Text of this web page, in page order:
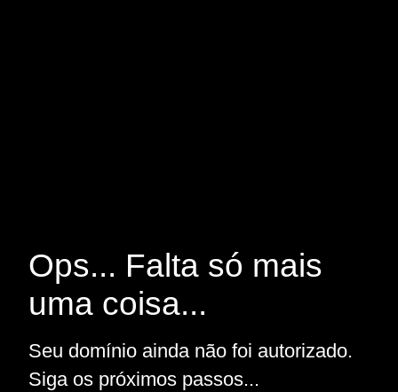
Ops... Falta só mais
uma coisa...
Seu domínio ainda não foi autorizado.
Siga os próximos passos...